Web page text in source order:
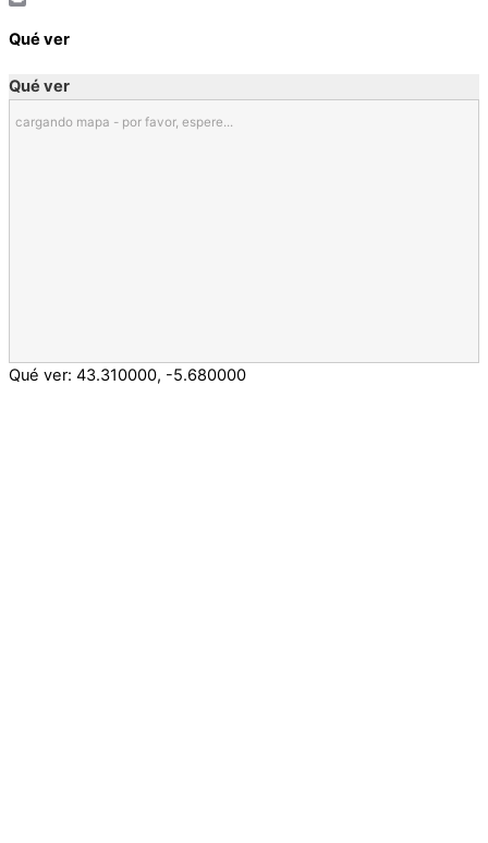
Qué ver
Qué ver
cargando mapa - por favor, espere...
Qué ver: 43.310000, -5.680000